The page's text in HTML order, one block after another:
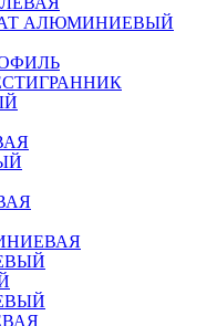
АЛЮМИНИЕВЫЙ